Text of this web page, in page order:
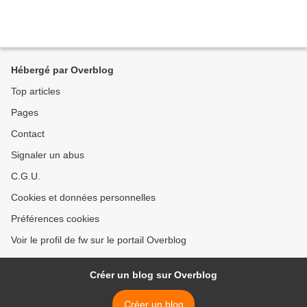
Hébergé par Overblog
Top articles
Pages
Contact
Signaler un abus
C.G.U.
Cookies et données personnelles
Préférences cookies
Voir le profil de fw sur le portail Overblog
Créer un blog sur Overblog
Créer un blog